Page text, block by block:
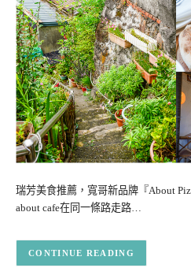
瑞芳美食推薦，寬哥新品牌『About
about cafe在同一條路走路…
CONTINUE READING